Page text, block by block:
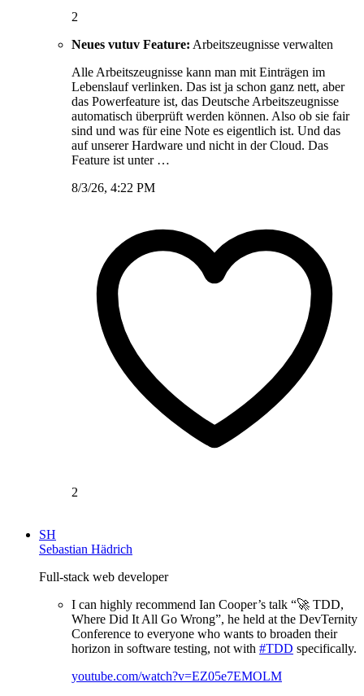
2
Neues vutuv Feature: Arbeitszeugnisse verwalten
Alle Arbeitszeugnisse kann man mit Einträgen im
Lebenslauf verlinken. Das ist ja schon ganz nett, aber
das Powerfeature ist, das Deutsche Arbeitszeugnisse
automatisch überprüft werden können. Also ob sie fair
sind und was für eine Note es eigentlich ist. Und das
auf unserer Hardware und nicht in der Cloud. Das
Feature ist unter …
8/3/26, 4:22 PM
2
SH
Sebastian Hädrich
Full-stack web developer
I can highly recommend Ian Cooper’s talk “🚀 TDD,
Where Did It All Go Wrong”, he held at the DevTernity
Conference to everyone who wants to broaden their
horizon in software testing, not with #TDD specifically.
youtube.com/watch?v=EZ05e7EMOLM